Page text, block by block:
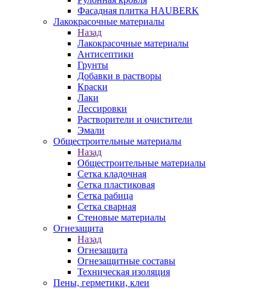
Фасадная плитка HAUBERK
Лакокрасочные материалы
Назад
Лакокрасочные материалы
Антисептики
Грунты
Добавки в растворы
Краски
Лаки
Лессировки
Растворители и очистители
Эмали
Общестроительные материалы
Назад
Общестроительные материалы
Сетка кладочная
Сетка пластиковая
Сетка рабица
Сетка сварная
Стеновые материалы
Огнезащита
Назад
Огнезащита
Огнезащитные составы
Техническая изоляция
Пены, герметики, клеи